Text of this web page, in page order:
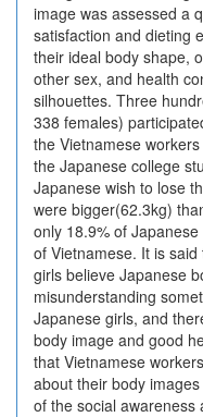
image was assessed a
satisfaction and dieting
their ideal body shape,
other sex, and health
silhouettes. Three
338 females)
the Vietnamese
the Japanese college
Japanese wish to lose
were bigger(62.3kg)
only 18.9% of
of Vietnamese. It is
girls believe Japanese
misunderstanding
Japanese girls, and
body image and good
that Vietnamese
about their body
of the social awareness